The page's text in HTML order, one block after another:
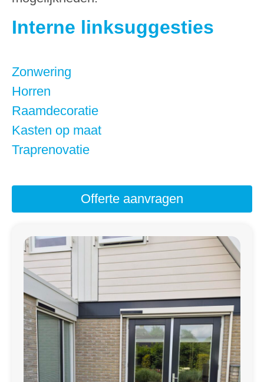
Interne linksuggesties
Zonwering
Horren
Raamdecoratie
Kasten op maat
Traprenovatie
Offerte aanvragen